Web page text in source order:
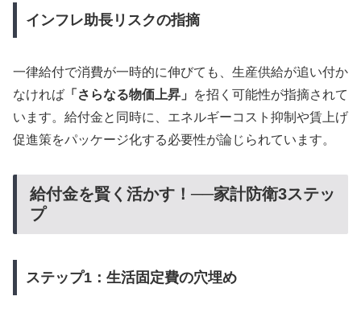
インフレ助長リスクの指摘
一律給付で消費が一時的に伸びても、生産供給が追い付か
なければ 「さらなる物価上昇」
を招く可能性が指摘されて
います。給付金と同時に、エネルギーコスト抑制や賃上げ
促進策をパッケージ化する必要性が論じられています。
給付金を賢く活かす！──家計防衛3ステッ
プ
ステップ1：生活固定費の穴埋め